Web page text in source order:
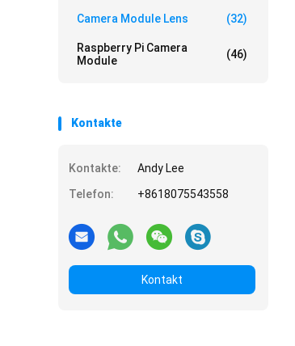
Camera Module Lens (32)
Raspberry Pi Camera
Module
(46)
Kontakte
Kontakte:
Andy Lee
Telefon:
+8618075543558
Kontakt